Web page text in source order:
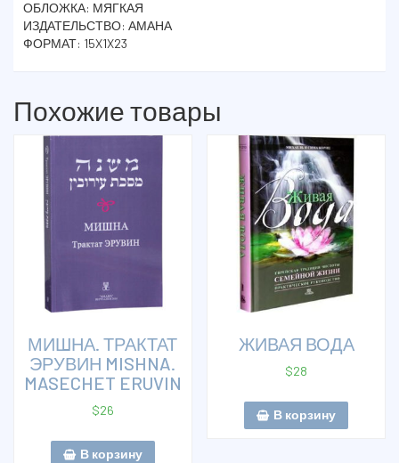
ОБЛОЖКА: МЯГКАЯ
ИЗДАТЕЛЬСТВО: АМАНА
ФОРМАТ: 15X1X23
Похожие товары
МИШНА. ТРАКТАТ
ЭРУВИН MISHNA.
MASECHET ERUVIN
$26
В корзину
ЖИВАЯ ВОДА
$28
В корзину